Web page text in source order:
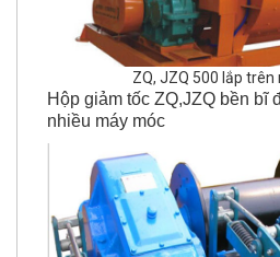
ZQ, JZQ 500 lắp trên
Hộp giảm tốc ZQ,JZQ bền
nhiều máy móc